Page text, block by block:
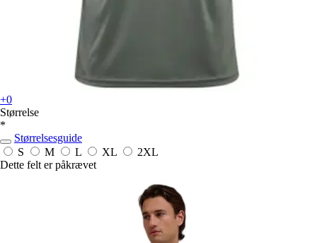
+0
Størrelse
*
Størrelsesguide
S
M L XL
2XL
Dette felt er påkrævet